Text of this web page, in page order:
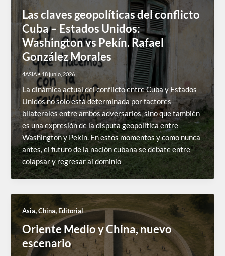
Las claves geopolíticas del conflicto
Cuba – Estados Unidos:
Washington vs Pekín. Rafael
González Morales
4ASIA•18 junio, 2026
La dinámica actual del conflicto entre Cuba y Estados
Unidos no solo está determinada por factores
bilaterales entre ambos adversarios, sino que también
es una expresión de la disputa geopolítica entre
Washington y Pekín. En estos momentos y como nunca
antes, el futuro de la nación cubana se debate entre
colapsar y regresar al dominio
Asia,China,Editorial
Oriente Medio y China, nuevo
escenario